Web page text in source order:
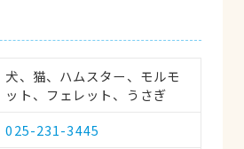
犬、猫、ハムスター、モルモ
ット、フェレット、うさぎ
025-231-3445